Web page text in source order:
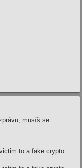
musíš se
to a fake crypto